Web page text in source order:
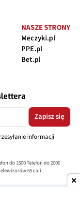
NASZE STRONY
Meczyki.pl
PPE.pl
Bet.pl
Zapisz się
informacji
do 1500Telefon do 2000
65 cali